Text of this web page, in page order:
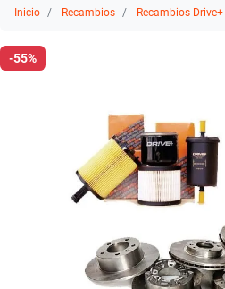
Inicio Recambios Recambios Drive+
-55%